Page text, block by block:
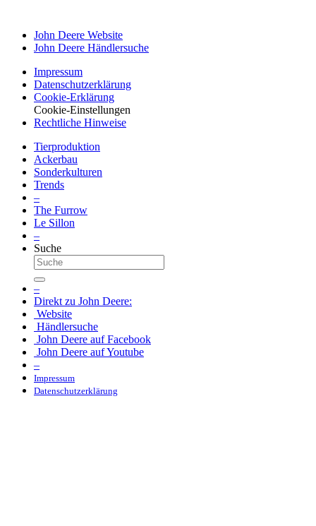
John Deere Website
John Deere Händ­ler­suche
Impressum
Datenschutz­erklärung
Cookie-Erklä­rung
Cookie-Einstellungen
Recht­liche Hinweise
Tier­pro­duk­tion
Ackerbau
Sonder­kul­turen
Trends
–
The Furrow
Le Sillon
–
Suche
–
Direkt zu John Deere:
Website
Händ­ler­suche
John Deere auf Face­book
John Deere auf Youtube
–
Impressum
Daten­schutz­er­klä­rung